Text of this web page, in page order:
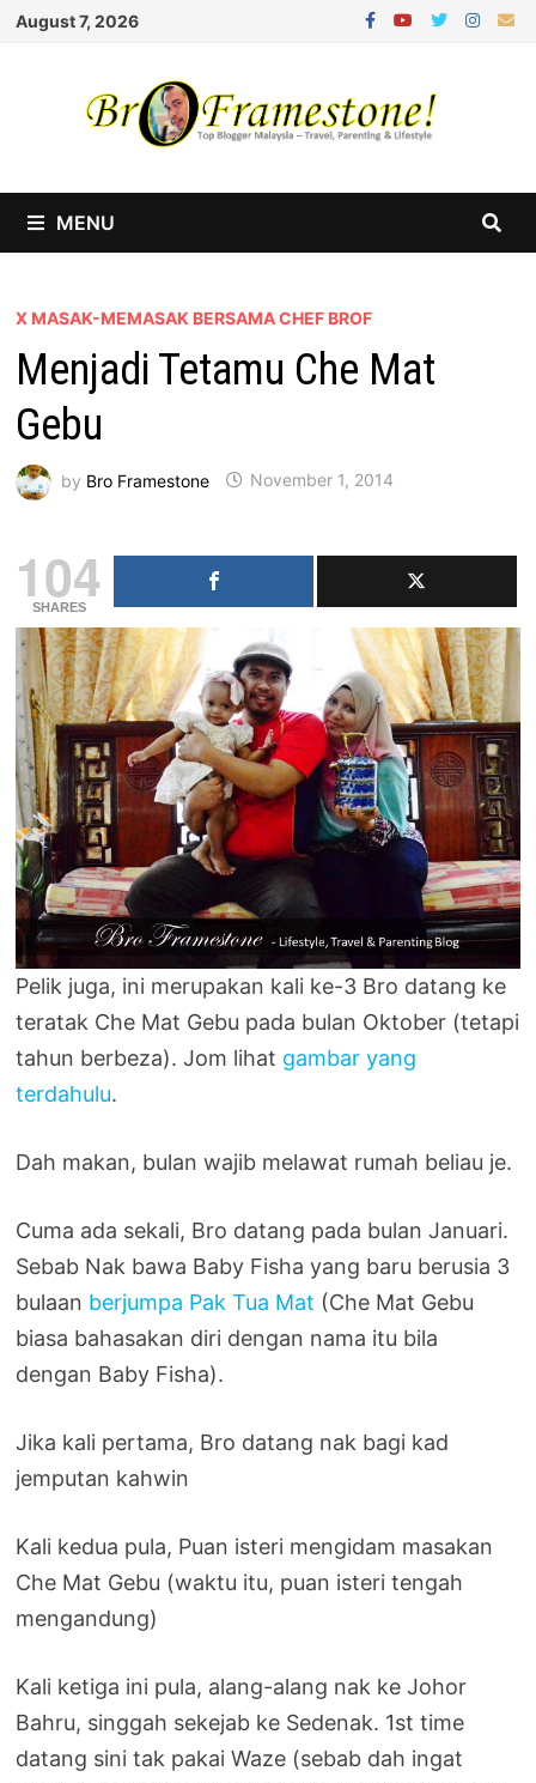
Skip
August 7, 2026
MENU
X MASAK-MEMASAK BERSAMA CHEF BROF
Menjadi Tetamu Che Mat
Gebu
by Bro Framestone November 1, 2014
104
SHARES
Pelik juga, ini merupakan kali ke-3 Bro datang ke
teratak Che Mat Gebu pada bulan Oktober (tetapi
tahun berbeza). Jom lihat gambar yang
terdahulu.
Dah makan, bulan wajib melawat rumah beliau je.
Cuma ada sekali, Bro datang pada bulan Januari.
Sebab Nak bawa Baby Fisha yang baru berusia 3
bulaan berjumpa Pak Tua Mat (Che Mat Gebu
biasa bahasakan diri dengan nama itu bila
dengan Baby Fisha).
Jika kali pertama, Bro datang nak bagi kad
jemputan kahwin
Kali kedua pula, Puan isteri mengidam masakan
Che Mat Gebu (waktu itu, puan isteri tengah
mengandung)
Kali ketiga ini pula, alang-alang nak ke Johor
Bahru, singgah sekejab ke Sedenak. 1st time
datang sini tak pakai Waze (sebab dah ingat